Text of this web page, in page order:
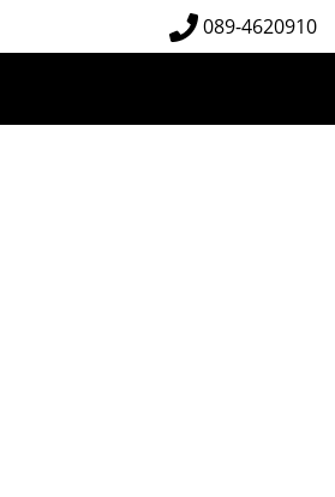
089-4620910